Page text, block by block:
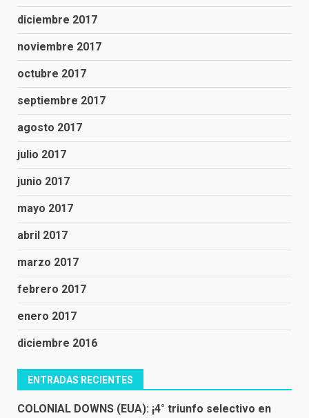
diciembre 2017
noviembre 2017
octubre 2017
septiembre 2017
agosto 2017
julio 2017
junio 2017
mayo 2017
abril 2017
marzo 2017
febrero 2017
enero 2017
diciembre 2016
ENTRADAS RECIENTES
COLONIAL DOWNS (EUA): ¡4° triunfo selectivo en